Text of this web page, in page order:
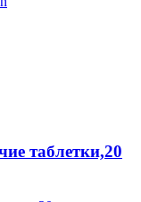
таблетки,20